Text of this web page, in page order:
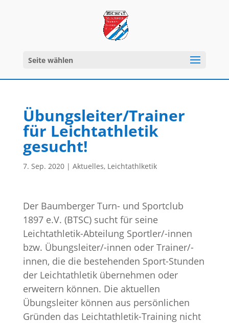
Seite wählen
Übungsleiter/Trainer
für Leichtathletik
gesucht!
7. Sep. 2020| Aktuelles, Leichtathlketik
Der Baumberger Turn- und Sportclub
1897 e.V. (BTSC) sucht für seine
Leichtathletik-Abteilung Sportler/-innen
bzw. Übungsleiter/-innen oder Trainer/-
innen, die die bestehenden Sport-Stunden
der Leichtathletik übernehmen oder
erweitern können. Die aktuellen
Übungsleiter können aus persönlichen
Gründen das Leichtathletik-Training nicht